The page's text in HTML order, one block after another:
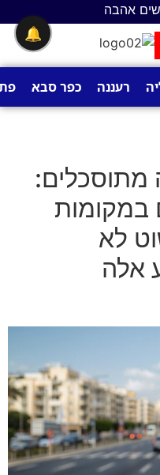
אהבה
רעננה כפר סבא
מתוסכלים:
במקומות
לא
אלה
🔔